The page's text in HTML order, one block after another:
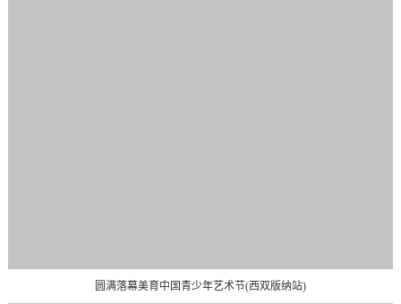
圆满落幕美育中国青少年艺术节(西双版纳站)